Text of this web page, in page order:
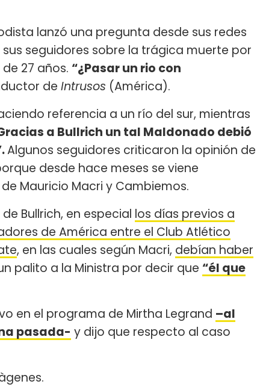
lanzó una pregunta desde sus redes
seguidores sobre la trágica muerte por
27 años. “¿Pasar un rio con
de Intrusos (América).
referencia a un río del sur, mientras
a Bullrich un tal Maldonado debió
Algunos seguidores criticaron la opinión de
desde hace meses se viene
Mauricio Macri y Cambiemos.
Bullrich, en especial los días previos a
de América entre el Club Atlético
, en las cuales según Macri, debían haber
palito a la Ministra por decir que “él que
en el programa de Mirtha Legrand –al
pasada- y dijo que respecto al caso